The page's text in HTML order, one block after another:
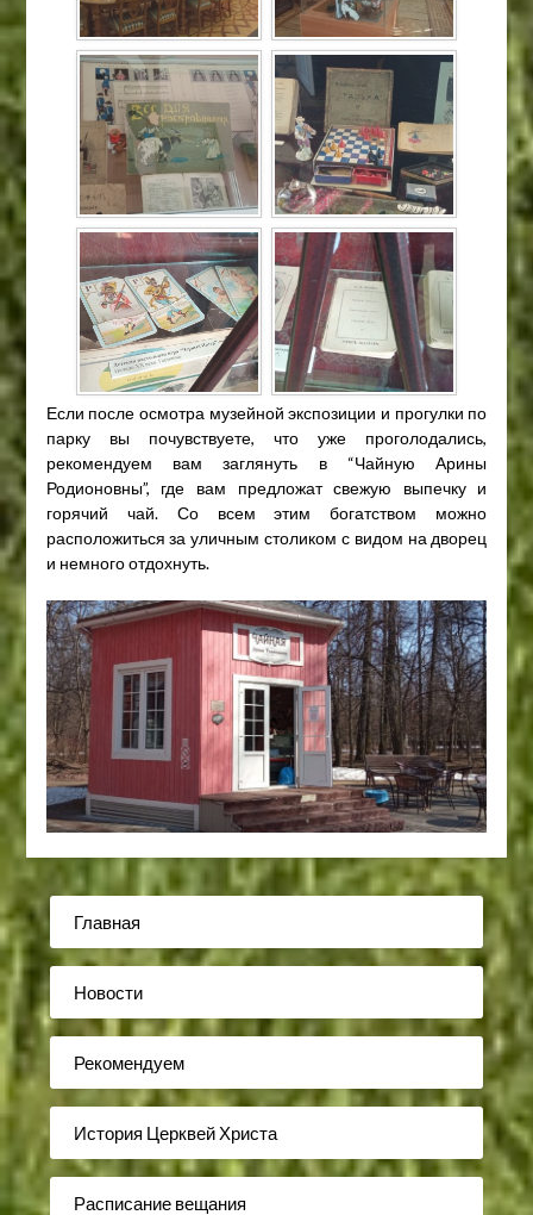
Если после осмотра музейной экспозиции и прогулки по
парку вы почувствуете, что уже проголодались,
рекомендуем вам заглянуть в “Чайную Арины
Родионовны”, где вам предложат свежую выпечку и
горячий чай. Со всем этим богатством можно
расположиться за уличным столиком с видом на дворец
и немного отдохнуть.
Главная
Новости
Рекомендуем
История Церквей Христа
Расписание вещания